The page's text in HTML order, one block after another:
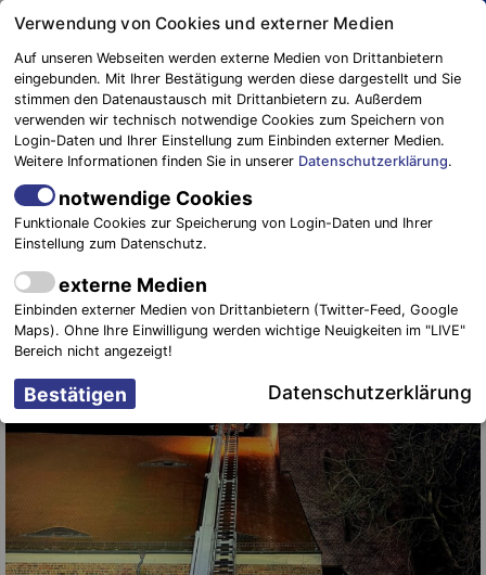
Springe
Inhalt
Blaulichtreport
Elbe-Elster
Kurz nach Jahreswechsel: Brand im
Dachstuhl der Kirche
6. Januar 2025 - Einsätze,NEWS
Verwendung von Cookies und externer Medien
Auf unseren Webseiten werden externe Medien von Drittanbietern
eingebunden. Mit Ihrer Bestätigung werden diese dargestellt und Sie
stimmen den Datenaustausch mit Drittanbietern zu. Außerdem
verwenden wir technisch notwendige Cookies zum Speichern von
Login-Daten und Ihrer Einstellung zum Einbinden externer Medien.
Weitere Informationen finden Sie in unserer Datenschutzerklärung.
notwendige Cookies
Funktionale Cookies zur Speicherung von Login-Daten und Ihrer
Einstellung zum Datenschutz.
externe Medien
Einbinden externer Medien von Drittanbietern (Twitter-Feed, Google
Maps). Ohne Ihre Einwilligung werden wichtige Neuigkeiten im "LIVE"
Bereich nicht angezeigt!
Datenschutzerklärung